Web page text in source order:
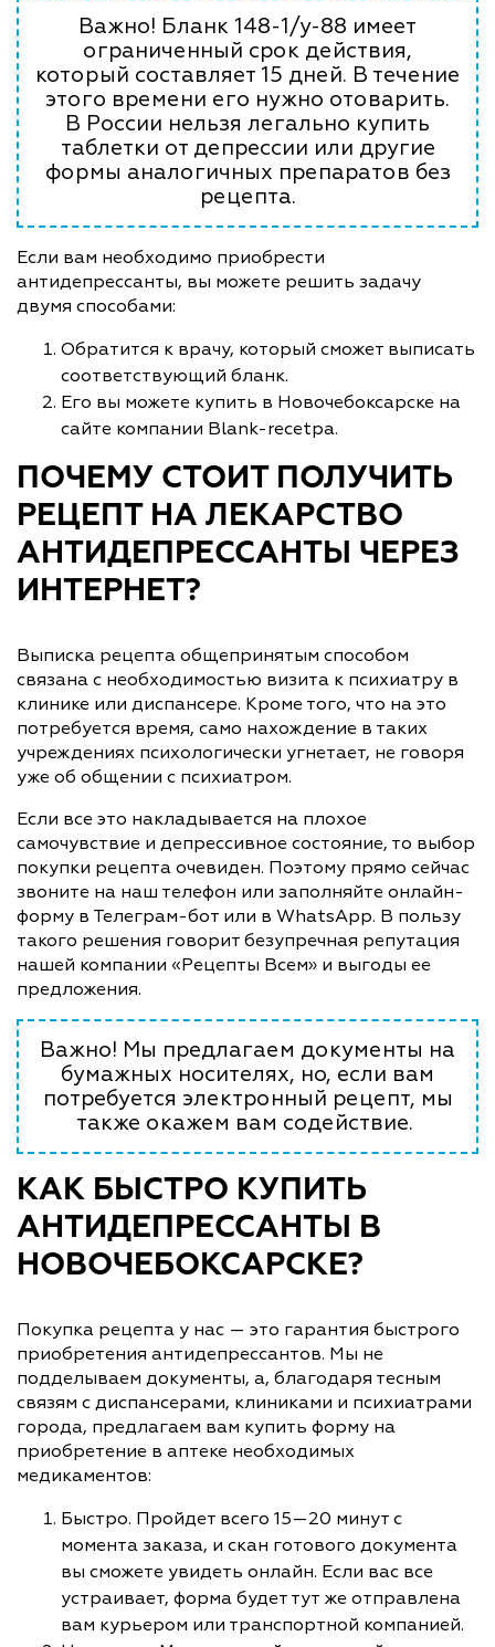
Важно! Бланк 148-1/у-88 имеет
ограниченный срок действия,
который составляет 15 дней. В течение
этого времени его нужно отоварить.
В России нельзя легально купить
таблетки от депрессии или другие
формы аналогичных препаратов без
рецепта.
Если вам необходимо приобрести
антидепрессанты, вы можете решить задачу
двумя способами:
Обратится к врачу, который сможет выписать
соответствующий бланк.
Его вы можете купить в Новочебоксарске на
сайте компании Blank-recetpa.
ПОЧЕМУ СТОИТ ПОЛУЧИТЬ
РЕЦЕПТ НА ЛЕКАРСТВО
АНТИДЕПРЕССАНТЫ ЧЕРЕЗ
ИНТЕРНЕТ?
Выписка рецепта общепринятым способом
связана с необходимостью визита к психиатру в
клинике или диспансере. Кроме того, что на это
потребуется время, само нахождение в таких
учреждениях психологически угнетает, не говоря
уже об общении с психиатром.
Если все это накладывается на плохое
самочувствие и депрессивное состояние, то выбор
покупки рецепта очевиден. Поэтому прямо сейчас
звоните на наш телефон или заполняйте онлайн-
форму в Телеграм-бот или в WhatsApp. В пользу
такого решения говорит безупречная репутация
нашей компании «Рецепты Всем» и выгоды ее
предложения.
Важно! Мы предлагаем документы на
бумажных носителях, но, если вам
потребуется электронный рецепт, мы
также окажем вам содействие.
КАК БЫСТРО КУПИТЬ
АНТИДЕПРЕССАНТЫ В
НОВОЧЕБОКСАРСКЕ?
Покупка рецепта у нас — это гарантия быстрого
приобретения антидепрессантов. Мы не
подделываем документы, а, благодаря тесным
связям с диспансерами, клиниками и психиатрами
города, предлагаем вам купить форму на
приобретение в аптеке необходимых
медикаментов:
Быстро. Пройдет всего 15—20 минут с
момента заказа, и скан готового документа
вы сможете увидеть онлайн. Если вас все
устраивает, форма будет тут же отправлена
вам курьером или транспортной компанией.